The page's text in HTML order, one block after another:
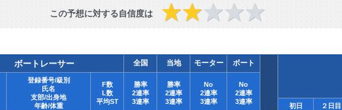
この予想に対する自信度は
ボートレーサー 全国 当地 モーター ボート
登録番号/級別
氏名
支部/出身地
年齢/体重
F数
L数
平均ST
勝率
2連率
3連率
勝率
2連率
3連率
No
2連率
3連率
No
2連率
3連率
初日 ２日目